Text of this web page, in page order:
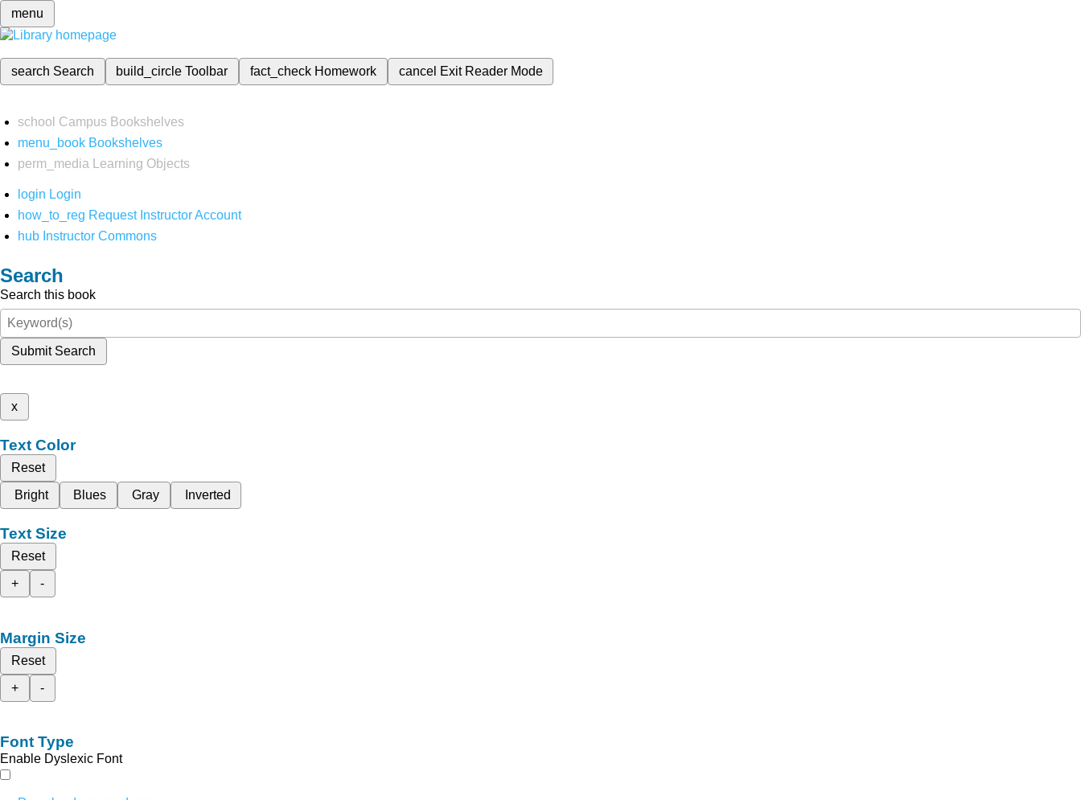
menu
search Search build_circleToolbar fact_check Homework cancel Exit Reader Mode
school Campus Bookshelves
menu_book Bookshelves
perm_media
Learning Objects
login Login
how_to_reg Request Instructor Account
hub Instructor Commons
Search
Search this book
Submit Search
x
Text Color
Reset
Bright
Blues Gray Inverted
Text Size
Reset
+
-
Margin Size
Reset
+
-
Font Type
Enable Dyslexic Font